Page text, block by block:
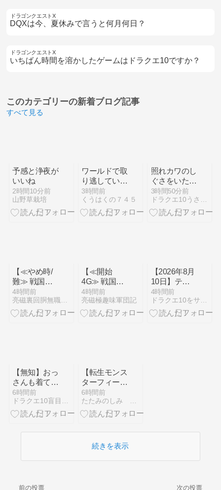
ドラゴンクエストX
DQXは今、夏休みで言うと何月何日？
ドラゴンクエストX
いちばん時間を溶かしたゲームはドラクエ10ですか？
このカテゴリーの新着ブログ記事
すべて見る
予感と浄夜が
いいね
2時間10分前
山野草栽培
ワールドで取
り逃していた
特殊装具を集
めていました
【モンスター
3時間前
くうはくの７４５
照れカワのし
ぐさをいただ
いたうさ！
【動画有】
3時間50分前
ドラクエ10うさぎの独り言
【≪やめ時/
難≫ 戦国乙
女5『ノブナ
ガのアイキャ
ッチ(ステチ
[23記事目])
4時間前
亮磁裏回胴無職記(ギャンブル凶)
【≪開始
4G≫ 戦国乙
女5『周期開
始時の赤文字
セリフ』恩
4時間前
亮磁極趣味軍団記
【2026年8月
10日】テン
の日情報まと
め
4時間前
ドラクエ10をサービス終了までプレイしたプクリポのお話
【無知】おっ
さんも着てい
いのか？？
【ジェラート
ピケ】
6時間前
ドラクエ10盲目信者の秘密基地
【転生モンス
ターフィーバ
ー】竜のおま
もり完成をめ
ざして！ ＃
もり合成結
果！
6時間前
たたみのしみ ドラクエ１０
続きを表示
前の投票 次の投票